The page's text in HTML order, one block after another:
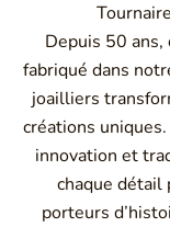
Depuis 50 ans,
fabriqué dans
joailliers
créations
innovation et
chaque
porteurs